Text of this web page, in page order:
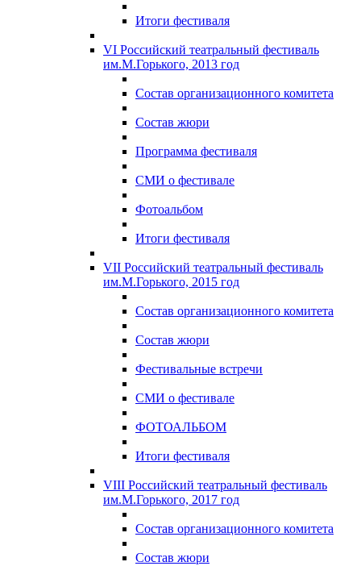
Итоги фестиваля
VI Российский театральный фестиваль
им.М.Горького, 2013 год
Состав организационного комитета
Состав жюри
Программа фестиваля
СМИ о фестивале
Фотоальбом
Итоги фестиваля
VII Российский театральный фестиваль
им.М.Горького, 2015 год
Состав организационного комитета
Состав жюри
Фестивальные встречи
СМИ о фестивале
ФОТОАЛЬБОМ
Итоги фестиваля
VIII Российский театральный фестиваль
им.М.Горького, 2017 год
Состав организационного комитета
Состав жюри